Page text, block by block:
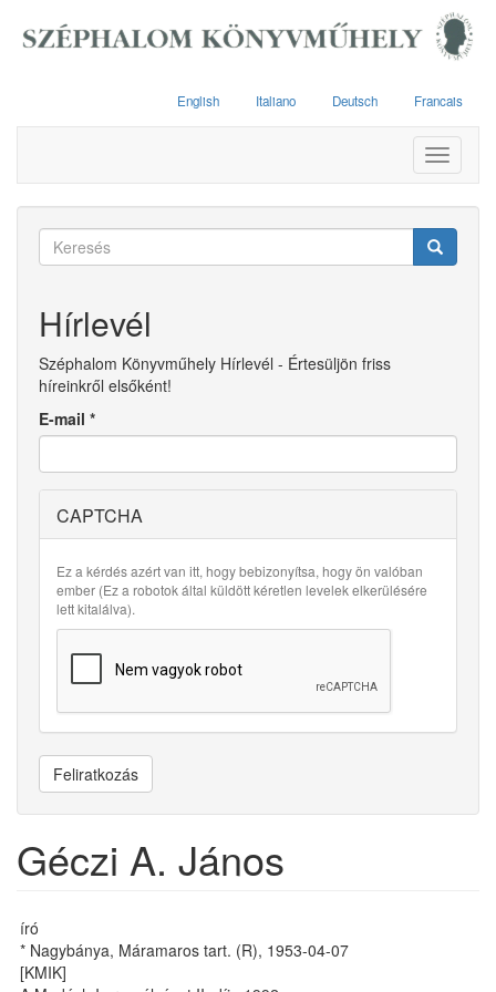
English Italiano Deutsch Francais
Toggle
Keresés
Hírlevél
Széphalom Könyvműhely Hírlevél - Értesüljön friss
híreinkről elsőként!
E-mail *
CAPTCHA
Ez a kérdés azért van itt, hogy bebizonyítsa, hogy ön valóban
ember (Ez a robotok által küldött kéretlen levelek elkerülésére
lett kitalálva).
Feliratkozás
Géczi A. János
író
* Nagybánya, Máramaros tart. (R), 1953-04-07
[KMIK]